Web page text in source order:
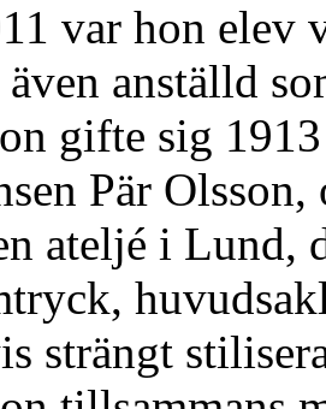
var hon elev
anställd
gifte sig
Pär
ateljé i Lund,
strängt